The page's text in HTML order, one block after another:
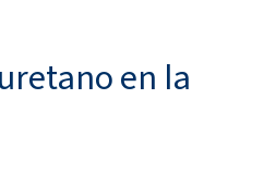
en la